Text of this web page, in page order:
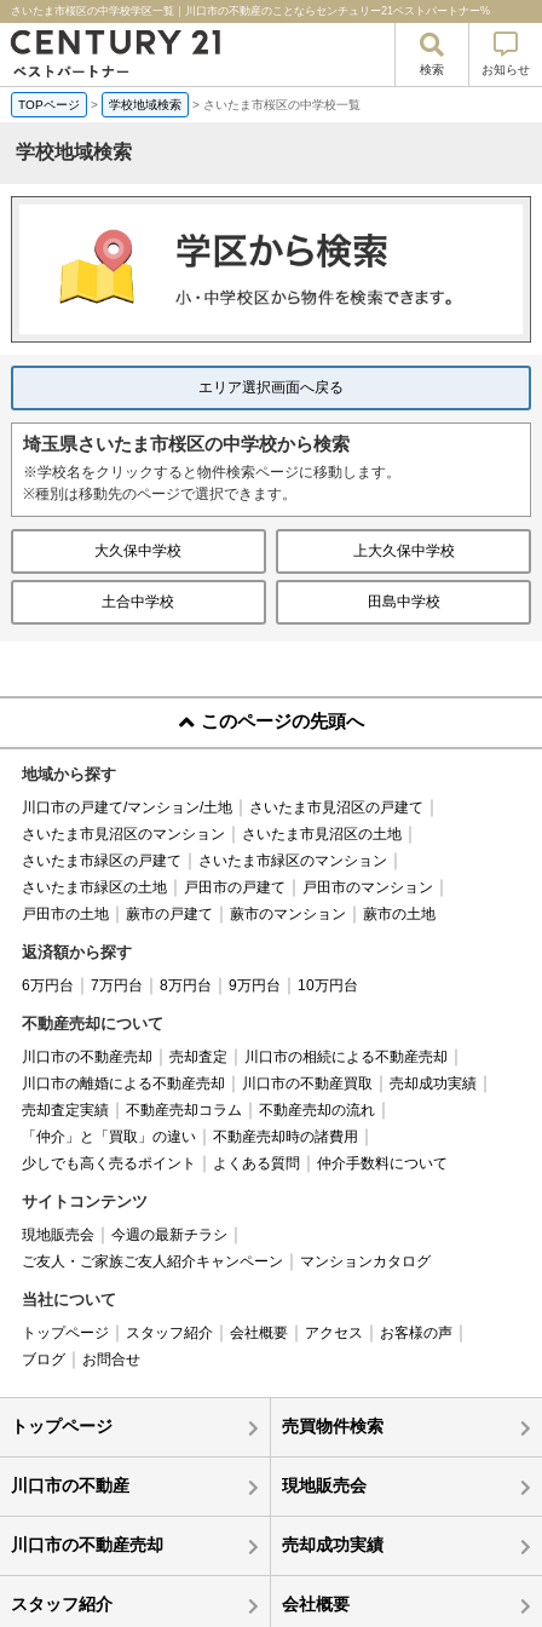
さいたま市桜区の中学校学区一覧｜川口市の不動産のことならセンチュリー21ベストパートナー%
検索 お知らせ
TOPページ > 学校地域検索 > さいたま市桜区の中学校一覧
学校地域検索
エリア選択画面へ戻る
埼玉県さいたま市桜区の中学校から検索
※学校名をクリックすると物件検索ページに移動します。
※種別は移動先のページで選択できます。
大久保中学校 上大久保中学校
土合中学校 田島中学校
このページの先頭へ
地域から探す
川口市の戸建て/マンション/土地
さいたま市見沼区の戸建て
さいたま市見沼区のマンション
さいたま市見沼区の土地
さいたま市緑区の戸建て
さいたま市緑区のマンション
さいたま市緑区の土地
戸田市の戸建て
戸田市のマンション
戸田市の土地
蕨市の戸建て 蕨市のマンション 蕨市の土地
返済額から探す
6万円台 7万円台 8万円台 9万円台 10万円台
不動産売却について
川口市の不動産売却 売却査定
川口市の相続による不動産売却
川口市の離婚による不動産売却
川口市の不動産買取
売却成功実績
売却査定実績
不動産売却コラム
不動産売却の流れ
「仲介」と「買取」の違い
不動産売却時の諸費用
少しでも高く売るポイント
よくある質問 仲介手数料について
サイトコンテンツ
現地販売会
今週の最新チラシ
ご友人・ご家族ご友人紹介キャンペーン
マンションカタログ
当社について
トップページ スタッフ紹介 会社概要 アクセス
お客様の声
ブログ
お問合せ
トップページ 売買物件検索
川口市の不動産 現地販売会
川口市の不動産売却 売却成功実績
スタッフ紹介 会社概要